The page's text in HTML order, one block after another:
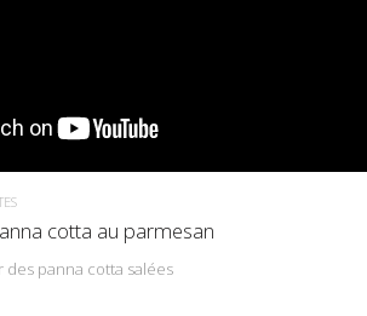
cotta au parmesan
panna cotta salées